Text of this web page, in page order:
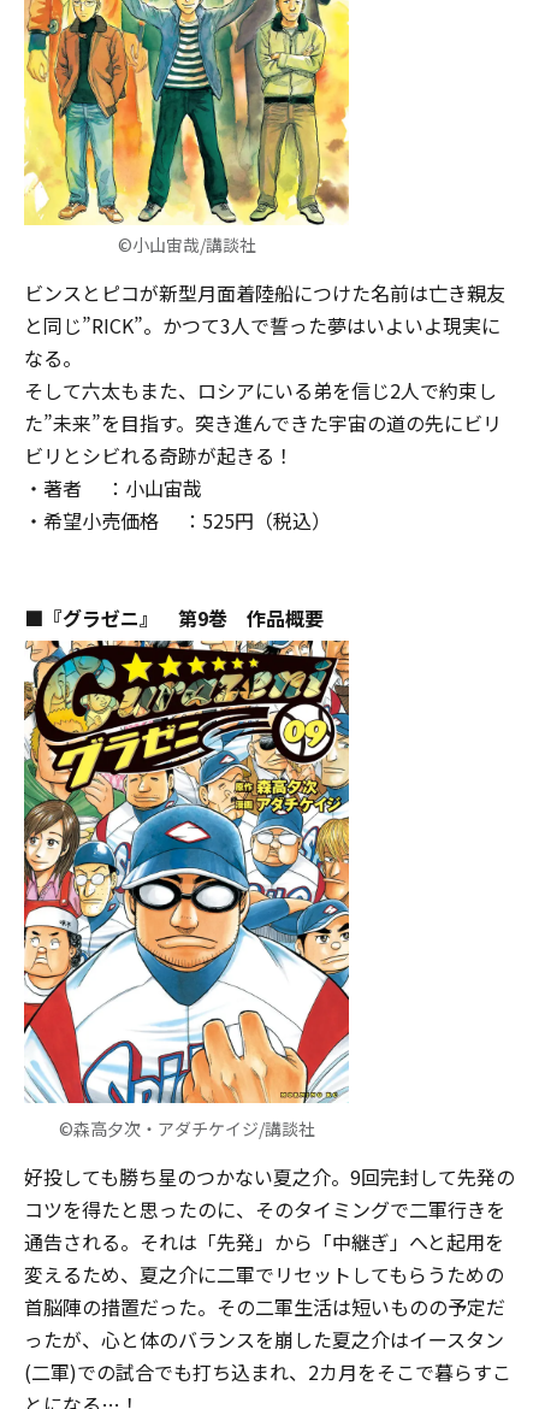
©小山宙哉/講談社
ビンスとピコが新型月面着陸船につけた名前は亡き親友
と同じ”RICK”。かつて3人で誓った夢はいよいよ現実に
なる。
そして六太もまた、ロシアにいる弟を信じ2人で約束し
た”未来”を目指す。突き進んできた宇宙の道の先にビリ
ビリとシビれる奇跡が起きる！
・著者 ：小山宙哉
・希望小売価格 ：525円（税込）
■『グラゼニ』 第9巻 作品概要
©森高夕次・アダチケイジ/講談社
好投しても勝ち星のつかない夏之介。9回完封して先発の
コツを得たと思ったのに、そのタイミングで二軍行きを
通告される。それは「先発」から「中継ぎ」へと起用を
変えるため、夏之介に二軍でリセットしてもらうための
首脳陣の措置だった。その二軍生活は短いものの予定だ
ったが、心と体のバランスを崩した夏之介はイースタン
(二軍)での試合でも打ち込まれ、2カ月をそこで暮らすこ